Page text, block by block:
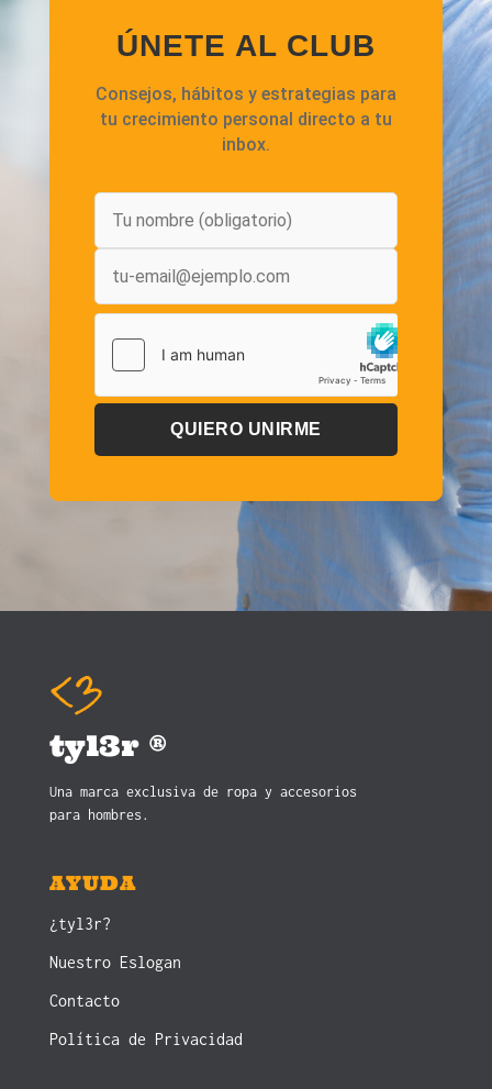
ÚNETE AL CLUB
Consejos, hábitos y estrategias para
tu crecimiento personal directo a tu
inbox.
QUIERO UNIRME
tyl3r ®
Una marca exclusiva de ropa y accesorios
para hombres.
AYUDA
¿tyl3r?
Nuestro Eslogan
Contacto
Política de Privacidad